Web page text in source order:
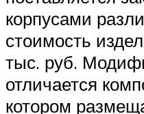
корпусами
стоимость
тыс. руб.
отличается
котором